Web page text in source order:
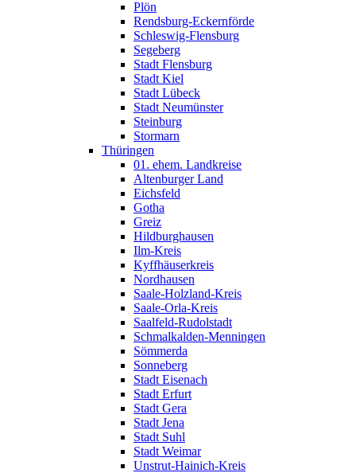
Plön
Rendsburg-Eckernförde
Schleswig-Flensburg
Segeberg
Stadt Flensburg
Stadt Kiel
Stadt Lübeck
Stadt Neumünster
Steinburg
Stormarn
Thüringen
01. ehem. Landkreise
Altenburger Land
Eichsfeld
Gotha
Greiz
Hildburghausen
Ilm-Kreis
Kyffhäuserkreis
Nordhausen
Saale-Holzland-Kreis
Saale-Orla-Kreis
Saalfeld-Rudolstadt
Schmalkalden-Menningen
Sömmerda
Sonneberg
Stadt Eisenach
Stadt Erfurt
Stadt Gera
Stadt Jena
Stadt Suhl
Stadt Weimar
Unstrut-Hainich-Kreis